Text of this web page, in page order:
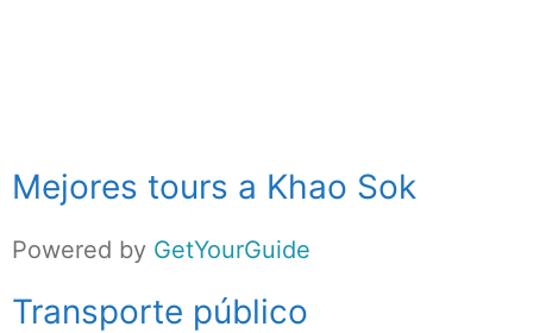
Mejores tours a Khao Sok
Powered by GetYourGuide
Transporte público